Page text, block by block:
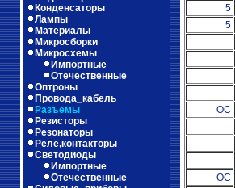
Конденсаторы
Лампы
Материалы
Микросборки
Микросхемы
Импортные
Отечественные
Оптроны
Провода_кабель
Разъемы
Резисторы
Резонаторы
Реле,контакторы
Светодиоды
Импортные
Отечественные
5
5
ОС
ОС